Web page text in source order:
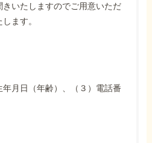
いたしますのでご用意いただ
ます。
年月日（年齢）、（３）電話番